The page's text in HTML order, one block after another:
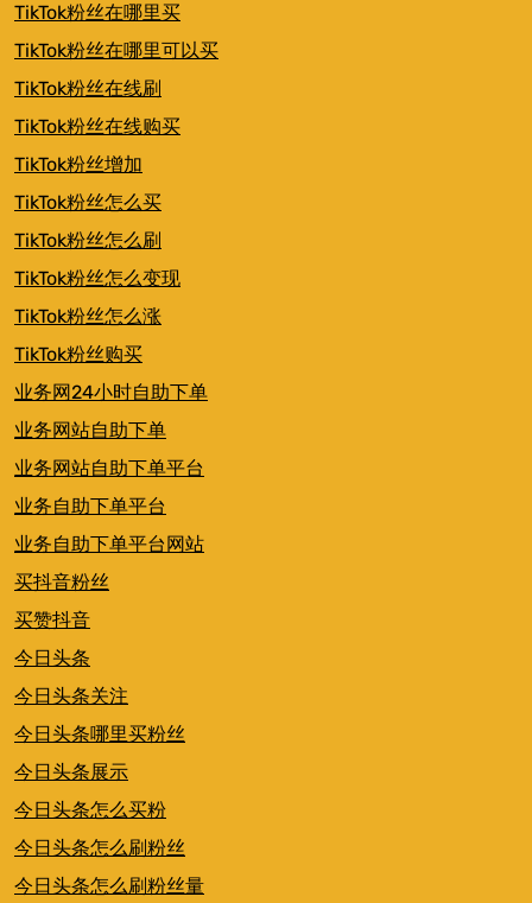
TikTok粉丝在哪里买
TikTok粉丝在哪里可以买
TikTok粉丝在线刷
TikTok粉丝在线购买
TikTok粉丝增加
TikTok粉丝怎么买
TikTok粉丝怎么刷
TikTok粉丝怎么变现
TikTok粉丝怎么涨
TikTok粉丝购买
业务网24小时自助下单
业务网站自助下单
业务网站自助下单平台
业务自助下单平台
业务自助下单平台网站
买抖音粉丝
买赞抖音
今日头条
今日头条关注
今日头条哪里买粉丝
今日头条展示
今日头条怎么买粉
今日头条怎么刷粉丝
今日头条怎么刷粉丝量